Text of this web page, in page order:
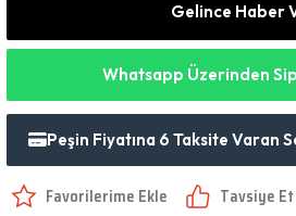
Gelince Haber
Whatsapp Üzerinden
Peşin Fiyatına 6 Taksite Varan
Tavsiye Et